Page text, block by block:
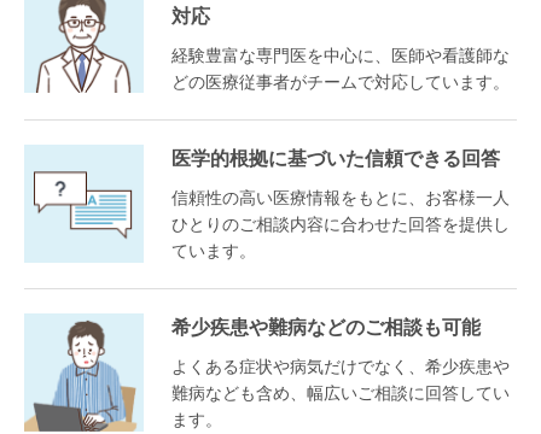
対応
経験豊富な専門医を中心に、医師や看護師な
どの医療従事者がチームで対応しています。
医学的根拠に基づいた信頼できる回答
信頼性の高い医療情報をもとに、お客様一人
ひとりのご相談内容に合わせた回答を提供し
ています。
希少疾患や難病などのご相談も可能
よくある症状や病気だけでなく、希少疾患や
難病なども含め、幅広いご相談に回答してい
ます。